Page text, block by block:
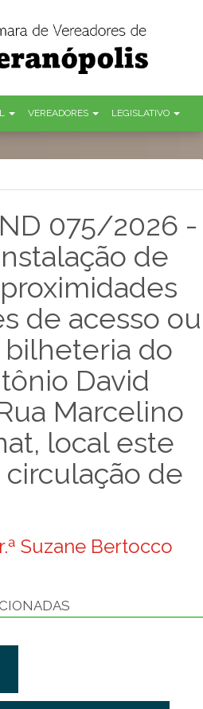
VEREADORES LEGISLATIVO
075/2026 -
de
de acesso ou
bilheteria do
David
Marcelino
local este
de
Suzane Bertocco